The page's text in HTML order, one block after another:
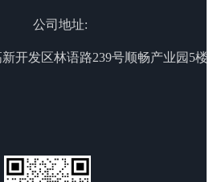
公司地址:
开发区林语路239号顺畅产业园5楼